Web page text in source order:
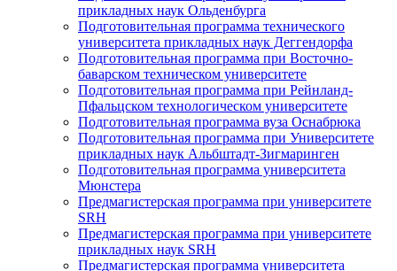
прикладных наук Ольденбурга
Подготовительная программа технического
университета прикладных наук Деггендорфа
Подготовительная программа при Восточно-
баварском техническом университете
Подготовительная программа при Рейнланд-
Пфальцском технологическом университете
Подготовительная программа вуза Оснабрюка
Подготовительная программа при Университете
прикладных наук Альбштадт-Зигмаринген
Подготовительная программа университета
Мюнстера
Предмагистерская программа при университете
SRH
Предмагистерская программа при университете
прикладных наук SRH
Предмагистерская программа университета